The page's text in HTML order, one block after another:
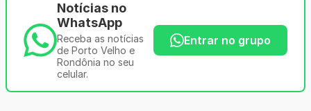
Notícias no
WhatsApp
Receba as notícias
de Porto Velho e
Rondônia no seu
celular.
Entrar no grupo